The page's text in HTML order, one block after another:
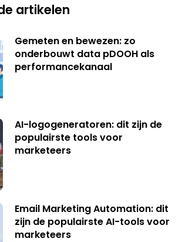
artikelen
Gemeten en bewezen: zo
onderbouwt data pDOOH als
performancekanaal
AI-logogeneratoren: dit zijn de
populairste tools voor
marketeers
Email Marketing Automation: dit
zijn de populairste AI-tools voor
marketeers